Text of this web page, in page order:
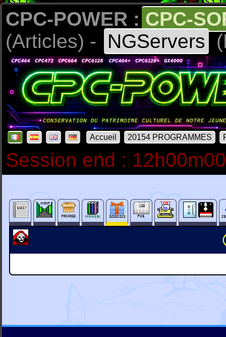
CPC-POWER : CPC-
(Articles) -
NGServers
Accueil 20154 PROGRAMMES
Session end :